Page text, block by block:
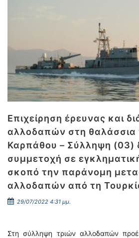
Επιχείρηση έρευνας και
αλλοδαπών στη θαλάσσια
Καρπάθου – Σύλληψη (03)
συμμετοχή σε
σκοπό την παράνομη
αλλοδαπών από τη
29/07/2022 4:31 μμ.
Στη σύλληψη τριών αλλοδαπών